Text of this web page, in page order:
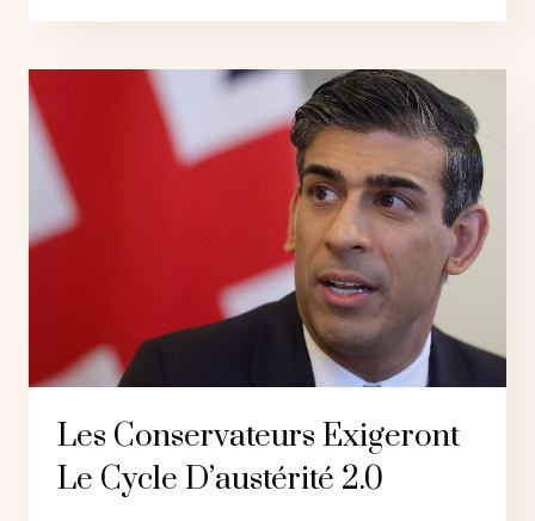
FONT
ÉLECTIONS
PARTIELLES,
TRAVAILLISTES
LIVRERONT
PAS
Les Conservateurs Exigeront
Le Cycle D’austérité 2.0